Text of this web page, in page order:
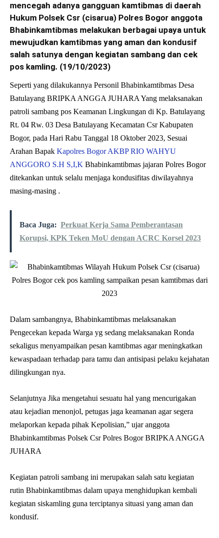
mencegah adanya gangguan kamtibmas di daerah
Hukum Polsek Csr (cisarua) Polres Bogor anggota
Bhabinkamtibmas melakukan berbagai upaya untuk
mewujudkan kamtibmas yang aman dan kondusif
salah satunya dengan kegiatan sambang dan cek
pos kamling. (19/10/2023)
Seperti yang dilakukannya Personil Bhabinkamtibmas Desa
Batulayang BRIPKA ANGGA JUHARA Yang melaksanakan
patroli sambang pos Keamanan Lingkungan di Kp. Batulayang
Rt. 04 Rw. 03 Desa Batulayang Kecamatan Csr Kabupaten
Bogor, pada Hari Rabu Tanggal 18 Oktober 2023, Sesuai
Arahan Bapak Kapolres Bogor AKBP RIO WAHYU
ANGGORO S.H S,I,K Bhabinkamtibmas jajaran Polres Bogor
ditekankan untuk selalu menjaga kondusifitas diwilayahnya
masing-masing .
Baca Juga: Perkuat Kerja Sama Pemberantasan
Korupsi, KPK Teken MoU dengan ACRC Korsel 2023
Dalam sambangnya, Bhabinkamtibmas melaksanakan
Pengecekan kepada Warga yg sedang melaksanakan Ronda
sekaligus menyampaikan pesan kamtibmas agar meningkatkan
kewaspadaan terhadap para tamu dan antisipasi pelaku kejahatan
dilingkungan nya.
Selanjutnya Jika mengetahui sesuatu hal yang mencurigakan
atau kejadian menonjol, petugas jaga keamanan agar segera
melaporkan kepada pihak Kepolisian,” ujar anggota
Bhabinkamtibmas Polsek Csr Polres Bogor BRIPKA ANGGA
JUHARA
Kegiatan patroli sambang ini merupakan salah satu kegiatan
rutin Bhabinkamtibmas dalam upaya menghidupkan kembali
kegiatan siskamling guna terciptanya situasi yang aman dan
kondusif.